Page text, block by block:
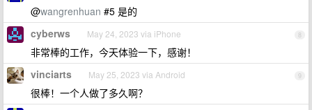
@wangrenhuan #5 是的
8
cyberws May 24, 2023 via iPhone
非常棒的工作，今天体验一下，感谢！
9
vinciarts May 25, 2023 via Android
很棒！一个人做了多久啊？